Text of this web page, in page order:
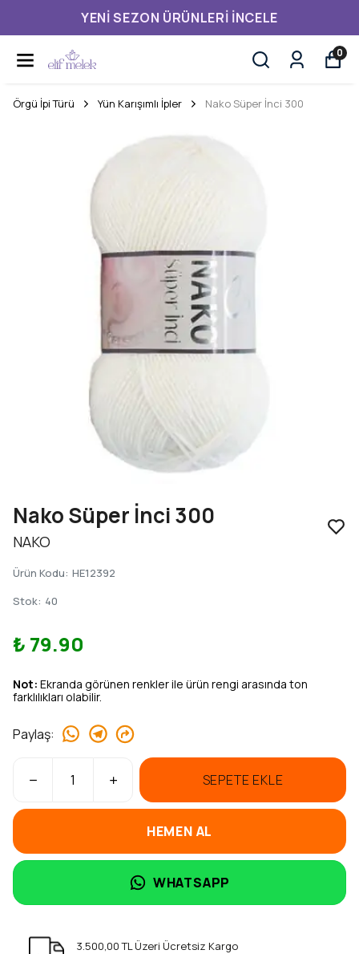
YENI SEZON ÜRÜNLERI İNCELE
0
Örgü İpi Türü Yün Karışımlı İpler Nako Süper İnci 300
Nako Süper İnci 300
NAKO
Ürün Kodu: HE12392
Stok: 40
₺ 79.90
Not: Ekranda görünen renkler ile ürün rengi arasında ton
farklılıkları olabilir.
Paylaş:
SEPETE EKLE
HEMEN AL
WHATSAPP
3.500,00 TL Üzeri Ücretsiz Kargo